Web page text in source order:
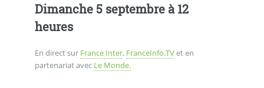
Dimanche 5 septembre à 12
heures
En direct sur France Inter, FranceInfo.TVet en
partenariat avec Le Monde.